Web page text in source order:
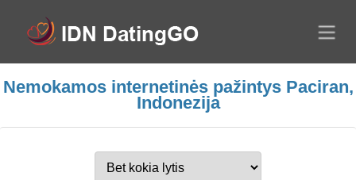
Nemokamos internetinės pažintys Paciran,
Indonezija